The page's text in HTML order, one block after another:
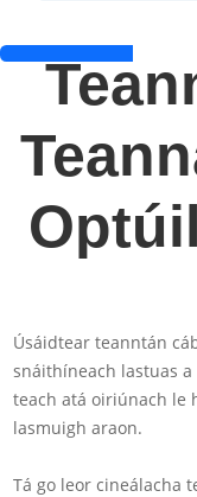
Úsáidtear teanntán
snáithíneach lastuas
teach atá oiriúnach le
lasmuigh araon.
Tá go leor cineálacha